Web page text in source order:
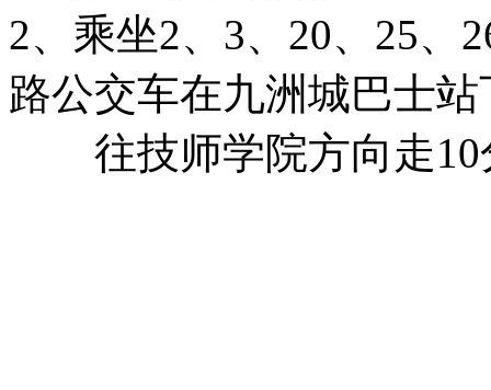
2、乘坐2、3、20、25、
路公交车在九洲城巴士站
往技师学院方向走10